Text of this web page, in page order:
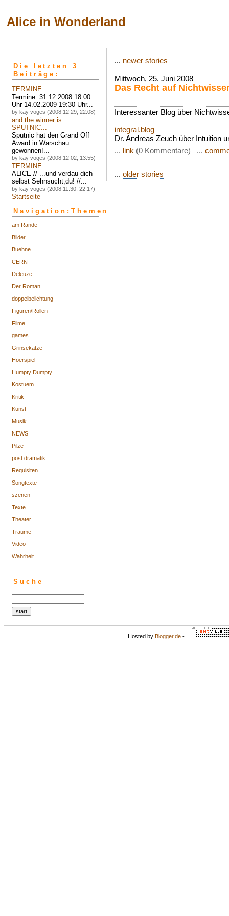
Alice in Wonderland
Die letzten 3
Beiträge:
TERMINE:
Termine: 31.12.2008 18:00
Uhr 14.02.2009 19:30 Uhr...
by kay voges (2008.12.29, 22:08)
and the winner is:
SPUTNIC...
Sputnic hat den Grand Off
Award in Warschau
gewonnen!...
by kay voges (2008.12.02, 13:55)
TERMINE:
ALICE // ...und verdau dich
selbst Sehnsucht,du! //...
by kay voges (2008.11.30, 22:17)
Startseite
Navigation:Themen
am Rande
Bilder
Buehne
CERN
Deleuze
Der Roman
doppelbelichtung
Figuren/Rollen
Filme
games
Grinsekatze
Hoerspiel
Humpty Dumpty
Kostuem
Kritik
Kunst
Musik
NEWS
Pilze
post dramatik
Requisiten
Songtexte
szenen
Texte
Theater
Träume
Video
Wahrheit
Suche
... newer stories
Mittwoch, 25. Juni 2008
Das Recht auf
Interessanter Blog über
integral.blog
Dr. Andreas Zeuch über Intuition
... link (0 Kommentare) ...
... older stories
Hosted by Blogger.de -